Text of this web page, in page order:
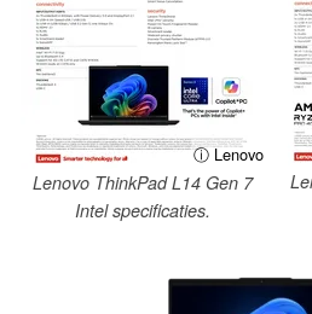
ⓘ Lenovo
Lenovo ThinkPad L14 Gen 7
Intel specificaties.